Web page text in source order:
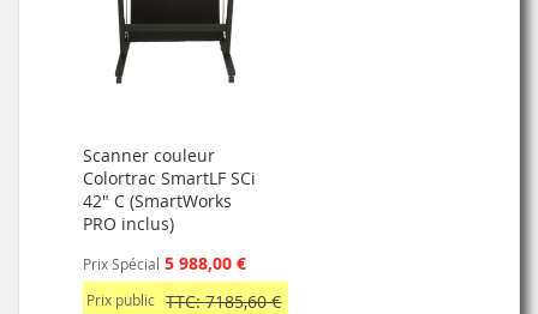
Scanner couleur
Colortrac SmartLF SCi
42" C (SmartWorks
PRO inclus)
Prix Spécial 5 988,00 €
Prix public TTC: 7185,60 €